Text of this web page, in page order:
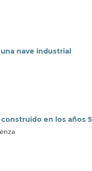
nave industrial
en los años